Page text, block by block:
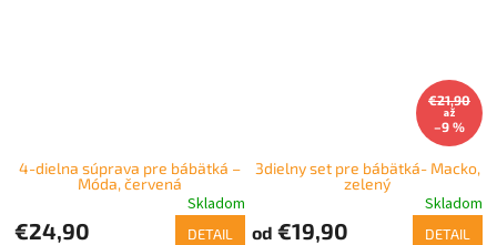
4-dielna súprava pre bábätká –
Móda, červená
Skladom
€24,90 DETAIL
€21,90
až
–9 %
3dielny set pre bábätká- Macko,
zelený
Skladom
od €19,90 DETAIL